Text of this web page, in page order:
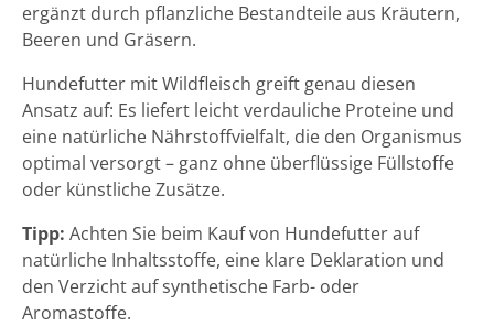
ergänzt durch pflanzliche Bestandteile aus Kräutern,
Beeren und Gräsern.
Hundefutter mit Wildfleisch greift genau diesen
Ansatz auf: Es liefert leicht verdauliche Proteine und
eine natürliche Nährstoffvielfalt, die den Organismus
optimal versorgt – ganz ohne überflüssige Füllstoffe
oder künstliche Zusätze.
Tipp: Achten Sie beim Kauf von Hundefutter auf
natürliche Inhaltsstoffe, eine klare Deklaration und
den Verzicht auf synthetische Farb- oder
Aromastoffe.